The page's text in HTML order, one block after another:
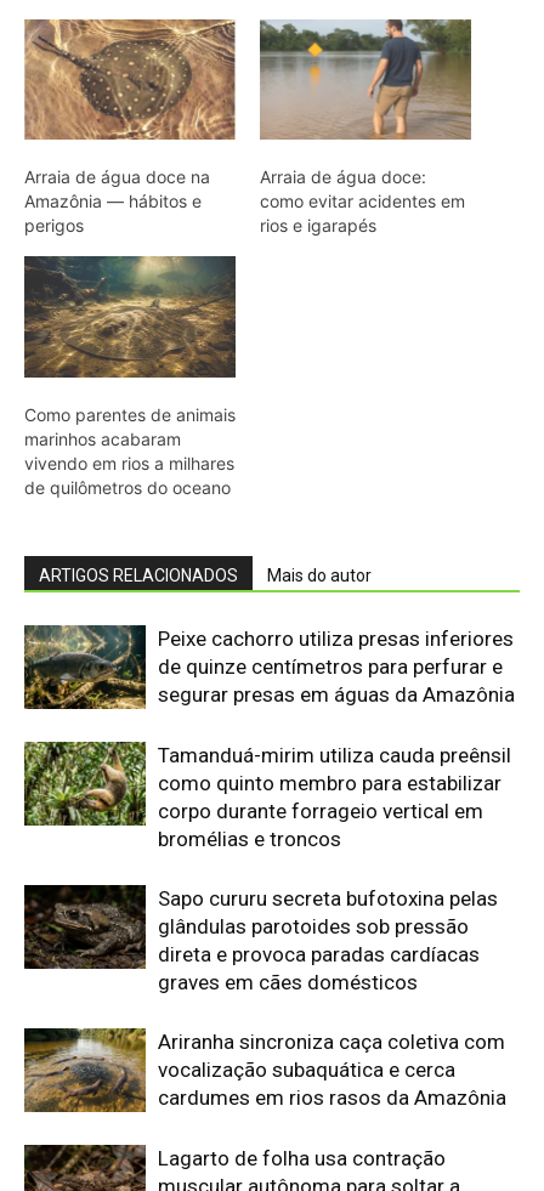
Como parentes de animais
marinhos acabaram
vivendo em rios a milhares
de quilômetros do oceano
ARTIGOS RELACIONADOS Mais do autor
Peixe cachorro utiliza presas inferiores
de quinze centímetros para perfurar e
segurar presas em águas da Amazônia
Tamanduá-mirim utiliza cauda preênsil
como quinto membro para estabilizar
corpo durante forrageio vertical em
bromélias e troncos
Sapo cururu secreta bufotoxina pelas
direta e provoca paradas cardíacas
graves em cães domésticos
Ariranha sincroniza caça coletiva com
vocalização subaquática e cerca
cardumes em rios rasos da Amazônia
Lagarto de folha usa contração
muscular autônoma para soltar a
cauda em movimento e enganar
predadores na floresta
Morcego-pescador utiliza
ecolocalização de alta frequência para
detectar ondulações milimétricas na
superfície da água e capturar peixes